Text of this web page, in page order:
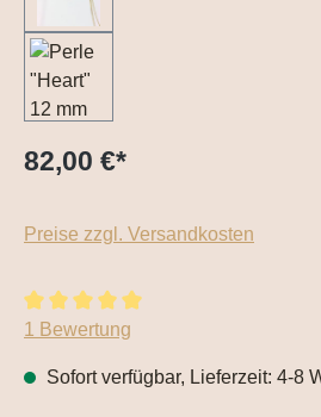
82,00 €*
Preise zzgl. Versandkosten
Durchschnittliche Bewertung von 5
1 Bewertung
Sofort verfügbar, Lieferzeit: 4-8